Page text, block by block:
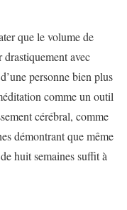
que le volume de
avec
personne bien plus
comme un outil
cérébral, comme
démontrant que même
huit semaines suffit à